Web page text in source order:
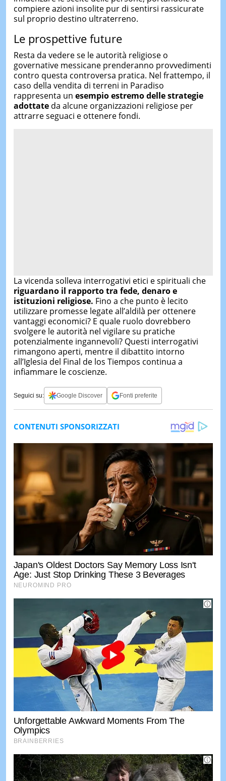
compiere azioni insolite pur di sentirsi rassicurate
sul proprio destino ultraterreno.
Le prospettive future
Resta da vedere se le autorità religiose o
governative messicane prenderanno provvedimenti
contro questa controversa pratica. Nel frattempo, il
caso della vendita di terreni in Paradiso
rappresenta un esempio estremo delle strategie
adottateda alcune organizzazioni religiose per
attrarre seguaci e ottenere fondi.
La vicenda solleva interrogativi etici e spirituali che
riguardano il rapporto tra fede, denaro e
istituzioni religiose. Fino a che punto è lecito
utilizzare promesse legate all’aldilà per ottenere
vantaggi economici? E quale ruolo dovrebbero
svolgere le autorità nel vigilare su pratiche
potenzialmente ingannevoli? Questi interrogativi
rimangono aperti, mentre il dibattito intorno
all’Iglesia del Final de los Tiempos continua a
infiammare le coscienze.
Seguici su: Google Discover Fonti preferite